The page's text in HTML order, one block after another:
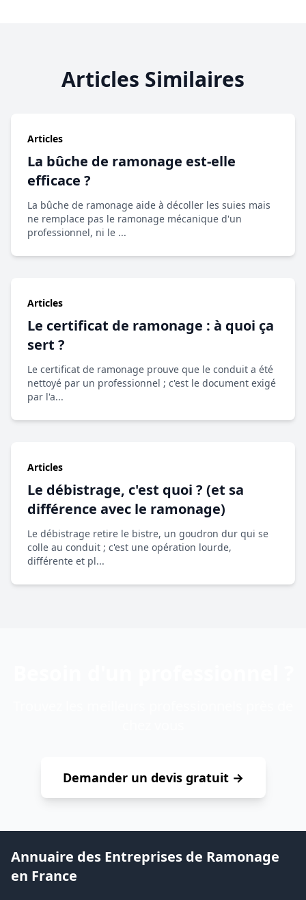
Articles Similaires
Articles
La bûche de ramonage est-elle
efficace ?
La bûche de ramonage aide à décoller les suies mais
ne remplace pas le ramonage mécanique d'un
professionnel, ni le ...
Articles
Le certificat de ramonage : à quoi ça
sert ?
Le certificat de ramonage prouve que le conduit a été
nettoyé par un professionnel ; c'est le document exigé
par l'a...
Articles
Le débistrage, c'est quoi ? (et sa
différence avec le ramonage)
Le débistrage retire le bistre, un goudron dur qui se
colle au conduit ; c'est une opération lourde,
différente et pl...
Demander un devis gratuit →
Annuaire des Entreprises de Ramonage
en France